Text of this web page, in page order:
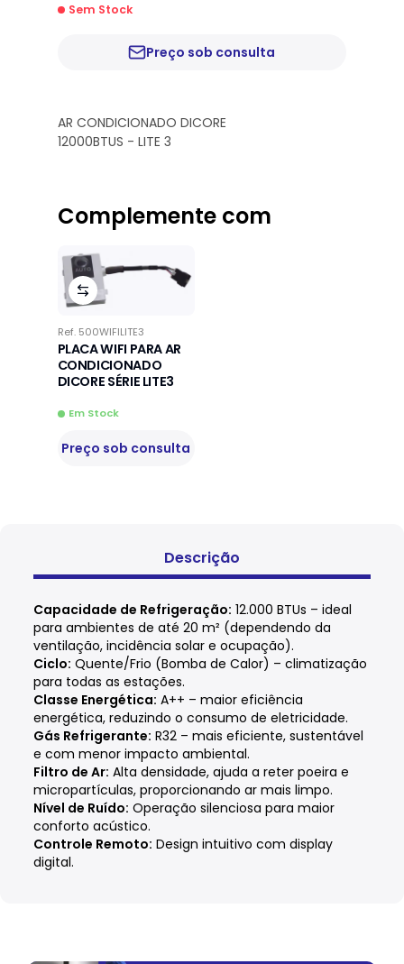
Sem Stock
Preço sob consulta
AR CONDICIONADO DICORE
12000BTUS - LITE 3
Complemente com
Ref. 500WIFILITE3
PLACA WIFI PARA AR
CONDICIONADO
DICORE SÉRIE LITE3
Em Stock
Preço sob consulta
Descrição
Capacidade de Refrigeração: 12.000 BTUs – ideal
para ambientes de até 20 m² (dependendo da
ventilação, incidência solar e ocupação).
Ciclo: Quente/Frio (Bomba de Calor) – climatização
para todas as estações.
Classe Energética: A++ – maior eficiência
energética, reduzindo o consumo de eletricidade.
Gás Refrigerante: R32 – mais eficiente, sustentável
e com menor impacto ambiental.
Filtro de Ar: Alta densidade, ajuda a reter poeira e
micropartículas, proporcionando ar mais limpo.
Nível de Ruído: Operação silenciosa para maior
conforto acústico.
Controle Remoto: Design intuitivo com display
digital.